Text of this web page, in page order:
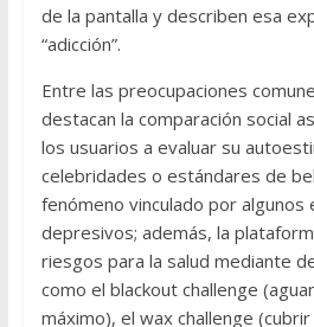
de la pantalla y describen esa
“adicción”.
Entre las preocupaciones
destacan la comparación social
los usuarios a evaluar su
celebridades o estándares de
fenómeno vinculado por algunos
depresivos; además, la
riesgos para la salud mediante
como el blackout challenge
máximo), el wax challenge